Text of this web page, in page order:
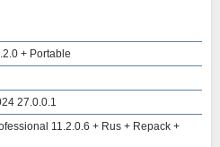
+ Portable
27.0.0.1
11.2.0.6 + Rus + Repack +